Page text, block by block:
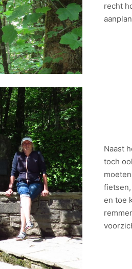
recht
Naast
toch
en toe